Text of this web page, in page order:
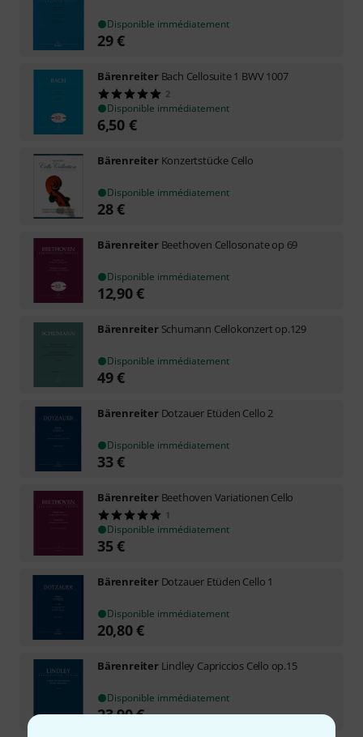
Disponible immédiatement
29€
Bärenreiter Bach Cellosuite 1 BWV 1007
2
Disponible immédiatement
6,50 €
Bärenreiter Konzertstücke Cello
Disponible immédiatement
28€
Bärenreiter Beethoven Cellosonate op 69
Disponible immédiatement
12,90€
Bärenreiter Schumann Cellokonzert op.129
Disponible immédiatement
49€
Bärenreiter Dotzauer Etüden Cello 2
Disponible immédiatement
33€
Bärenreiter Beethoven Variationen Cello
1
Disponible immédiatement
35€
Bärenreiter Dotzauer Etüden Cello 1
Disponible immédiatement
20,80€
Bärenreiter Lindley Capriccios Cello op.15
Disponible immédiatement
23,90€